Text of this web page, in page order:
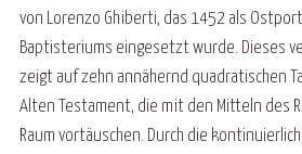
von Lorenzo Ghiberti, das 1452 als
Baptisteriums eingesetzt wurde. Dieses
zeigt auf zehn annähernd quadratischen
Alten Testament, die mit den Mitteln des
Raum vortäuschen. Durch die